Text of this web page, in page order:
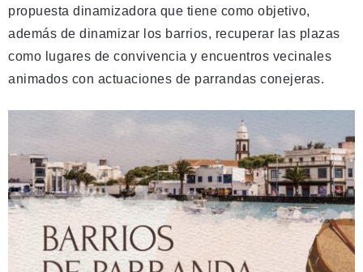
propuesta dinamizadora que tiene como objetivo,
además de dinamizar los barrios, recuperar las plazas
como lugares de convivencia y encuentros vecinales
animados con actuaciones de parrandas conejeras.